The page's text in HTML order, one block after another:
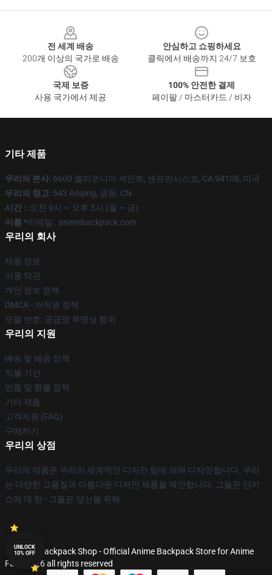
전 세계 배송
200개 이상의 국가로 배송
안심하고 쇼핑하세요
클릭에서 배송까지 24/7 보호
국제 보증
사용 국가에서 제공
100% 안전한 결제
페이팔 / 마스터카드 / 비자
기타 제품
우리의 본사: 6600 캘리포니아 세인트, 샌프란시스코, CA 94108, 미국
우리의 창고: 543 Anqing, 광동, CN
시간 :: 오전 9시 ~ 오후 5시 (월 ~ 금)
이름 *이메일 : animebackpack.com
우리의 회사
제품 정보
이용 약관
개인 정보 정책
DMCA - 저작권 정책
모델 번호: 공급망 투명성 행위
우리의 지원
배송 및 배송 정책
지불 기간
반품 및 환불 정책
기타 제품
고객지원 (FAQ)
구매하기
우리의 상점
우리의 제품은 우리의 세계적인 디자인 팀에 의해 디자인됩니다. 우리
는 다양한 고품질과 아름다운 디자인 제품을 제안합니다. 그들은 단지
쇼에 대 한 - 그들은 당신을 위해.
© Anime Backpack Shop - Official Anime Backpack Store for Anime
Fans 2026 all rights reserved
UNLOCK
10% OFF